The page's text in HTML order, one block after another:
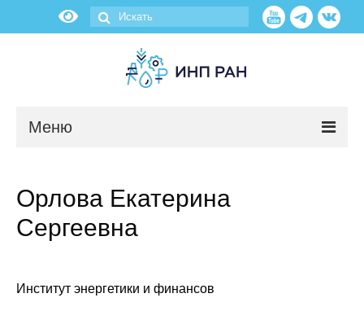
Меню
О нас
Научные подразделения
Орлова Екатерина
Сергеевна
Институт энергетики и финансов